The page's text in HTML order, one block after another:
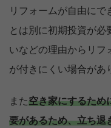
リフォームが自由にで
とは別に初期投資が必
いなどの理由からリフ
が付きにくい場合があ
また空き家にするため
要があるため、立ち退